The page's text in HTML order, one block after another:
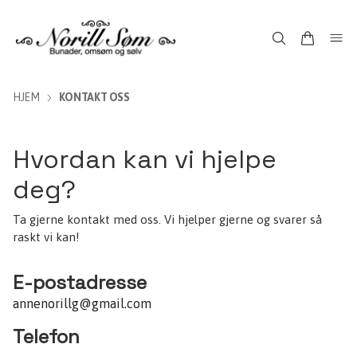
HJEM KONTAKT OSS
Hvordan kan vi hjelpe
deg?
Ta gjerne kontakt med oss. Vi hjelper gjerne og svarer så
raskt vi kan!
E-postadresse
annenorillg@gmail.com
Telefon